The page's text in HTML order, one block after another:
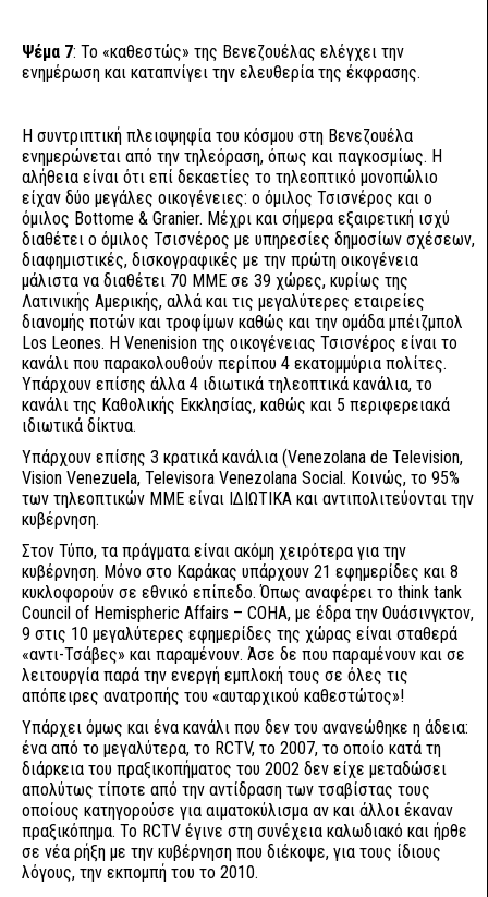
Ψέμα 7: Το «καθεστώς» της Βενεζουέλας ελέγχει την
ενημέρωση και καταπνίγει την ελευθερία της έκφρασης.
Η συντριπτική πλειοψηφία του κόσμου στη Βενεζουέλα
ενημερώνεται από την τηλεόραση, όπως και παγκοσμίως. Η
αλήθεια είναι ότι επί δεκαετίες το τηλεοπτικό μονοπώλιο
είχαν δύο μεγάλες οικογένειες: ο όμιλος Τσισνέρος και ο
όμιλος Bottome & Granier. Μέχρι και σήμερα εξαιρετική ισχύ
διαθέτει ο όμιλος Τσισνέρος με υπηρεσίες δημοσίων σχέσεων,
διαφημιστικές, δισκογραφικές με την πρώτη οικογένεια
μάλιστα να διαθέτει 70 ΜΜΕ σε 39 χώρες, κυρίως της
Λατινικής Αμερικής, αλλά και τις μεγαλύτερες εταιρείες
διανομής ποτών και τροφίμων καθώς και την ομάδα μπέιζμπολ
Los Leones. Η Venenision της οικογένειας Τσισνέρος είναι το
κανάλι που παρακολουθούν περίπου 4 εκατομμύρια πολίτες.
Υπάρχουν επίσης άλλα 4 ιδιωτικά τηλεοπτικά κανάλια, το
κανάλι της Καθολικής Εκκλησίας, καθώς και 5 περιφερειακά
ιδιωτικά δίκτυα.
Υπάρχουν επίσης 3 κρατικά κανάλια (Venezolana de Television,
Vision Venezuela, Televisora Venezolana Social. Κοινώς, το 95%
των τηλεοπτικών ΜΜΕ είναι ΙΔΙΩΤΙΚΑ και αντιπολιτεύονται την
κυβέρνηση.
Στον Τύπο, τα πράγματα είναι ακόμη χειρότερα για την
κυβέρνηση. Μόνο στο Καράκας υπάρχουν 21 εφημερίδες και 8
κυκλοφορούν σε εθνικό επίπεδο. Όπως αναφέρει το think tank
Council of Hemispheric Affairs – COHΑ, με έδρα την Ουάσινγκτον,
9 στις 10 μεγαλύτερες εφημερίδες της χώρας είναι σταθερά
«αντι-Τσάβες» και παραμένουν. Άσε δε που παραμένουν και σε
λειτουργία παρά την ενεργή εμπλοκή τους σε όλες τις
απόπειρες ανατροπής του «αυταρχικού καθεστώτος»!
Υπάρχει όμως και ένα κανάλι που δεν του ανανεώθηκε η άδεια:
ένα από το μεγαλύτερα, το RCTV, το 2007, το οποίο κατά τη
διάρκεια του πραξικοπήματος του 2002 δεν είχε μεταδώσει
απολύτως τίποτε από την αντίδραση των τσαβίστας τους
οποίους κατηγορούσε για αιματοκύλισμα αν και άλλοι έκαναν
πραξικόπημα. Το RCTV έγινε στη συνέχεια καλωδιακό και ήρθε
σε νέα ρήξη με την κυβέρνηση που διέκοψε, για τους ίδιους
λόγους, την εκπομπή του το 2010.